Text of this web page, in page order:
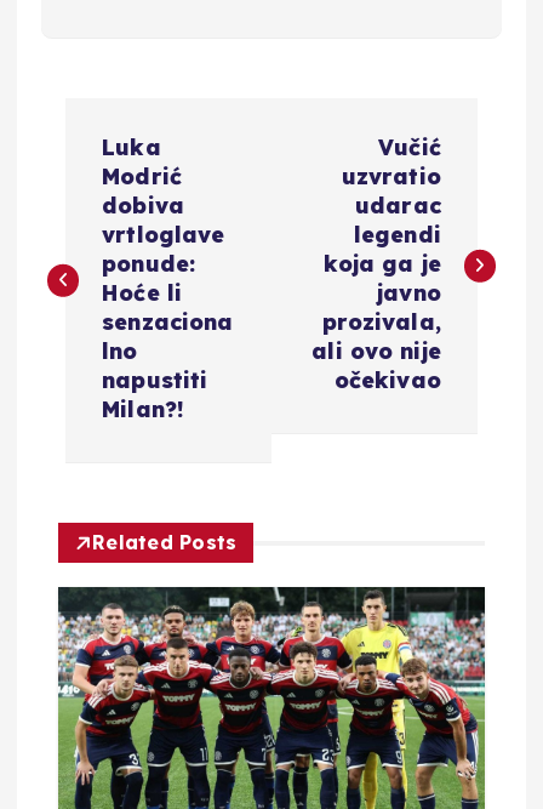
i
a
o
b
Luka
Modrić
dobiva
vrtloglave
ponude:
Hoće li
senzaciona
lno
napustiti
Milan?!
Vučić
uzvratio
udarac
legendi
koja ga je
javno
prozivala,
ali ovo nije
očekivao
Related Posts